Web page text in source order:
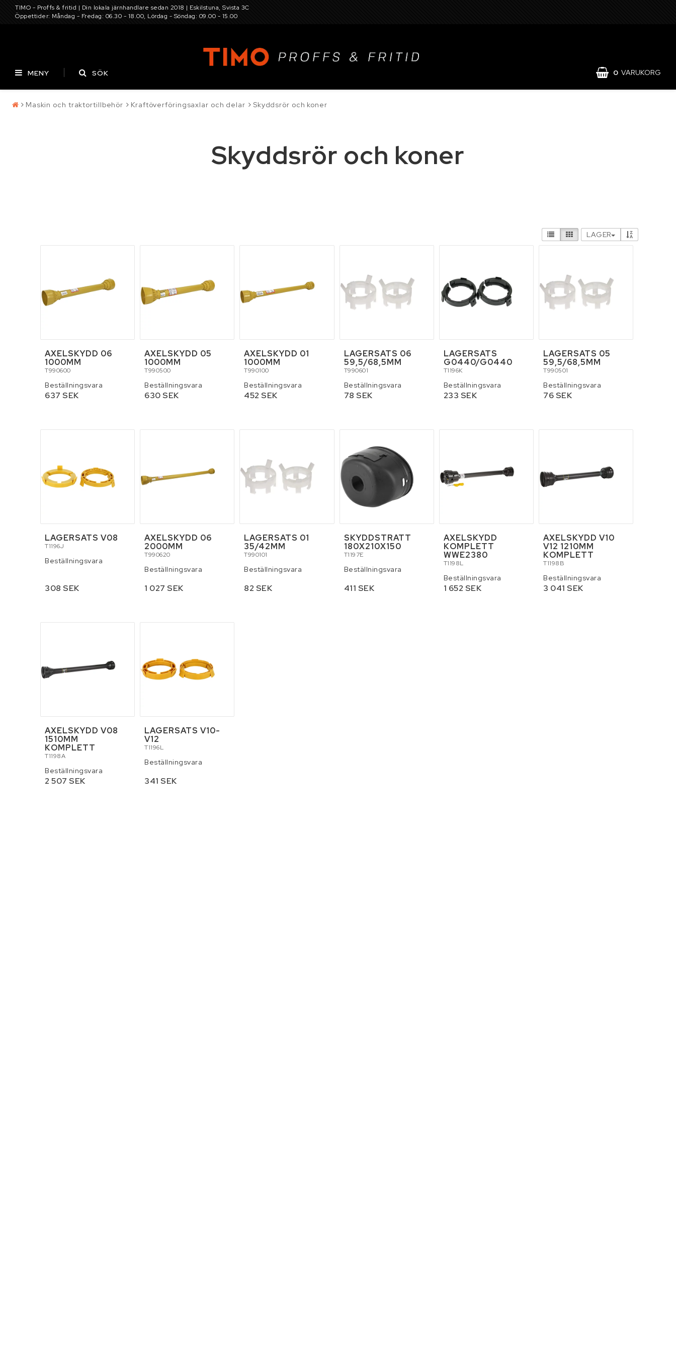
TIMO - Proffs & fritid | Din lokala järnhandlare sedan 2018 | Eskilstuna, Svista 3C
Öppettider: Måndag - Fredag: 06.30 - 18.00, Lördag - Söndag: 09.00 - 15.00
0 VARUKORG
MENY SÖK
Elverktyg, maskiner för gård och trädgård, verkstadsutrustning Garagetält och förvaring
Stegar och byggställningar Tillbehör Verktyg
Maskin och traktortillbehör Kraftöverföringsaxlar och delar Skyddsrör och koner
Skyddsrör och koner
LAGER
AXELSKYDD 06
1000MM
T990600
Beställningsvara
637 SEK
AXELSKYDD 05
1000MM
T990500
Beställningsvara
630 SEK
AXELSKYDD 01
1000MM
T990100
Beställningsvara
452 SEK
LAGERSATS 06
59,5/68,5MM
T990601
Beställningsvara
78 SEK
LAGERSATS
G0440/G0440
T1196K
Beställningsvara
233 SEK
LAGERSATS 05
59,5/68,5MM
T990501
Beställningsvara
76 SEK
LAGERSATS V08
T1196J
Beställningsvara
308 SEK
AXELSKYDD 06
2000MM
T990620
Beställningsvara
1 027 SEK
LAGERSATS 01
35/42MM
T990101
Beställningsvara
82 SEK
SKYDDSTRATT
180X210X150
T1197E
Beställningsvara
411 SEK
AXELSKYDD
KOMPLETT
WWE2380
T1198L
Beställningsvara
1 652 SEK
AXELSKYDD V10
V12 1210MM
KOMPLETT
T1198B
Beställningsvara
3 041 SEK
AXELSKYDD V08
1510MM
KOMPLETT
T1198A
Beställningsvara
2 507 SEK
LAGERSATS V10-
V12
T1196L
Beställningsvara
341 SEK